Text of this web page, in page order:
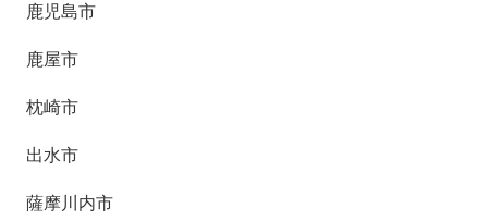
鹿児島市
鹿屋市
枕崎市
出水市
薩摩川内市